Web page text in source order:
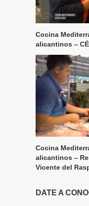
Cocina
alicantinos –
Cocina
alicantinos –
Vicente del
DATE A